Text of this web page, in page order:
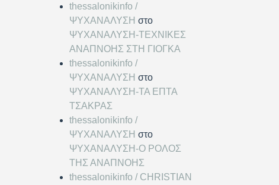
thessalonikinfo /
ΨΥΧΑΝΑΛΥΣΗ στο
ΨΥΧΑΝΑΛΥΣΗ-ΤΕΧΝΙΚΕΣ
ΑΝΑΠΝΟΗΣ ΣΤΗ ΓΙΟΓΚΑ
thessalonikinfo /
ΨΥΧΑΝΑΛΥΣΗ στο
ΨΥΧΑΝΑΛΥΣΗ-ΤΑ ΕΠΤΑ
ΤΣΑΚΡΑΣ
thessalonikinfo /
ΨΥΧΑΝΑΛΥΣΗ στο
ΨΥΧΑΝΑΛΥΣΗ-Ο ΡΟΛΟΣ
ΤΗΣ ΑΝΑΠΝΟΗΣ
thessalonikinfo / CHRISTIAN